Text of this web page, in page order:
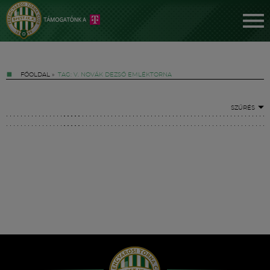
FŐOLDAL » TAG: V. NOVÁK DEZSŐ EMLÉKTORNA
SZŰRÉS
Hírek